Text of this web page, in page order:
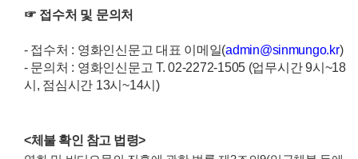
☞ 접수처 및 문의처
- 접수처 : 영화인신문고 대표 이메일(admin@sinmungo.kr)
- 문의처 : 영화인신문고T. 02-2272-1505 (업무시간9시 ~18
시 , 점심시간 13시~14시)
<체불 확인 참고 법령>